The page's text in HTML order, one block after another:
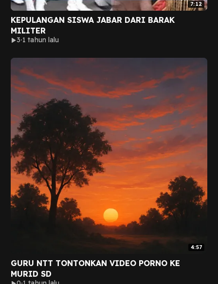
7:12
KEPULANGAN SISWA JABAR DARI BARAK
MILITER
3 1 tahun lalu
4:57
GURU NTT TONTONKAN VIDEO PORNO KE
MURID SD